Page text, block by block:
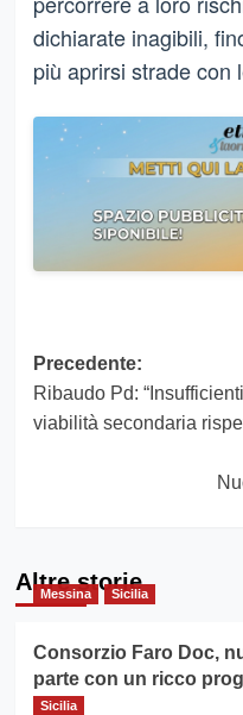
dichiarate inagibili,
più aprirsi strade con
Navigazione
articolo
Precedente:
Ribaudo Pd:
viabilità secondaria
Altre storie
Messina Sicilia
Consorzio Faro Doc,
parte con un ricco
Sicilia